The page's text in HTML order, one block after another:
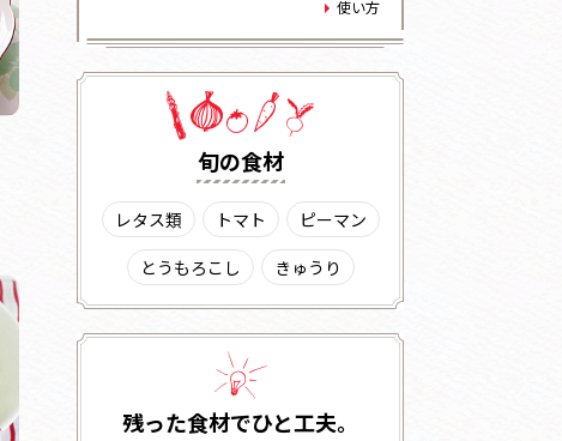
使い方
旬の⾷材
レタス類 トマト
ピーマン
とうもろこし
きゅうり
残った⾷材でひと⼯夫。